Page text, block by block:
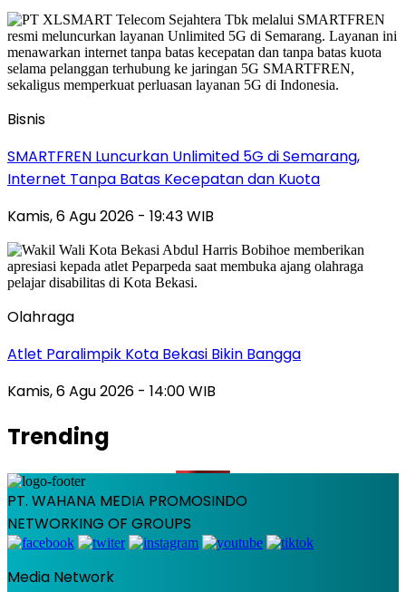
Bisnis
SMARTFREN Luncurkan Unlimited 5G di Semarang,
Internet Tanpa Batas Kecepatan dan Kuota
Kamis, 6 Agu 2026 - 19:43 WIB
Olahraga
Atlet Paralimpik Kota Bekasi Bikin Bangga
Kamis, 6 Agu 2026 - 14:00 WIB
Trending
PT. WAHANA MEDIA PROMOSINDO
NETWORKING OF GROUPS
Media Network